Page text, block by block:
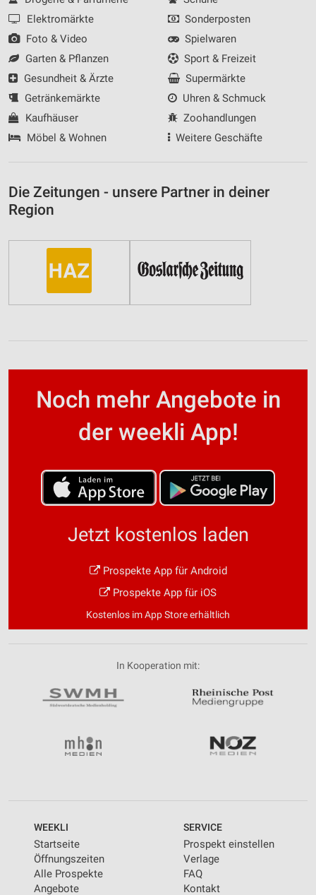
Elektromärkte
Foto & Video
Garten & Pflanzen
Gesundheit & Ärzte
Getränkemärkte
Kaufhäuser
Möbel & Wohnen
Sonderposten
Spielwaren
Sport & Freizeit
Supermärkte
Uhren & Schmuck
Zoohandlungen
Weitere Geschäfte
Die Zeitungen - unsere Partner in deiner
Region
Noch mehr Angebote in
der weekli App!
Jetzt kostenlos laden
Prospekte App für Android
Prospekte App für iOS
Kostenlos im App Store erhältlich
In Kooperation mit:
WEEKLI
Startseite
Öffnungszeiten
Alle Prospekte
Angebote
SERVICE
Prospekt einstellen
Verlage
FAQ
Kontakt